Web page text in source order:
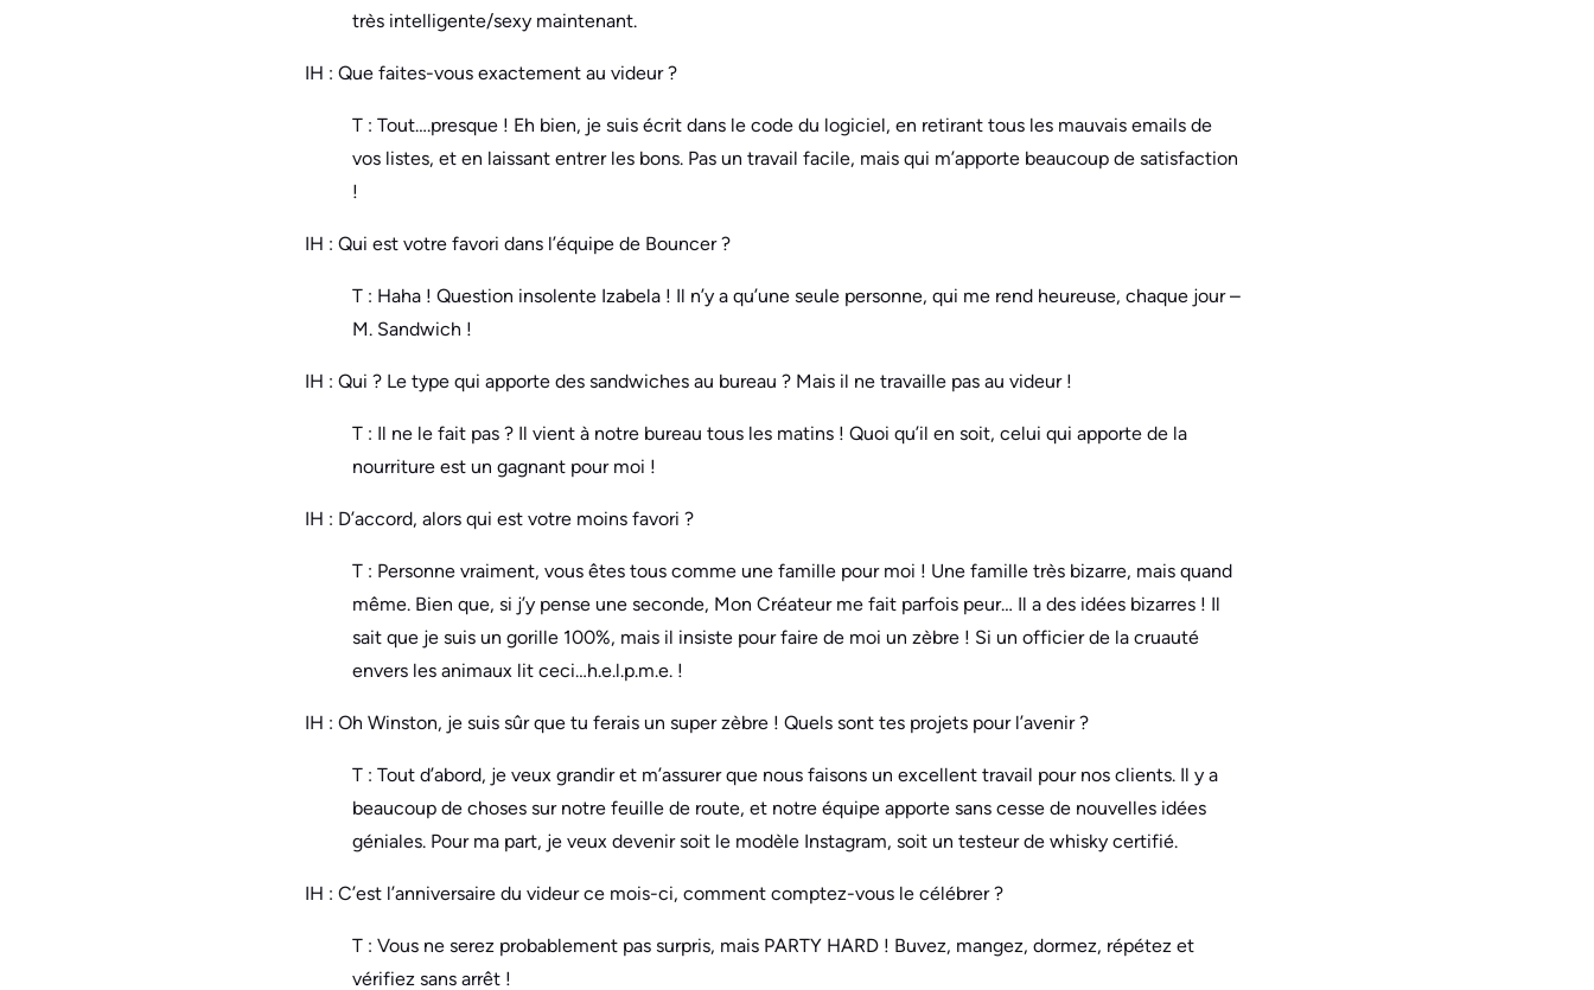
très intelligente/sexy maintenant.
IH : Que faites-vous exactement au videur ?
T : Tout….presque ! Eh bien, je suis écrit dans le code du logiciel, en retirant tous les mauvais emails de
vos listes, et en laissant entrer les bons. Pas un travail facile, mais qui m’apporte beaucoup de satisfaction
!
IH : Qui est votre favori dans l’équipe de Bouncer ?
T : Haha ! Question insolente Izabela ! Il n’y a qu’une seule personne, qui me rend heureuse, chaque jour –
M. Sandwich !
IH : Qui ? Le type qui apporte des sandwiches au bureau ? Mais il ne travaille pas au videur !
T : Il ne le fait pas ? Il vient à notre bureau tous les matins ! Quoi qu’il en soit, celui qui apporte de la
nourriture est un gagnant pour moi !
IH : D’accord, alors qui est votre moins favori ?
T : Personne vraiment, vous êtes tous comme une famille pour moi ! Une famille très bizarre, mais quand
même. Bien que, si j’y pense une seconde, Mon Créateur me fait parfois peur… Il a des idées bizarres ! Il
sait que je suis un gorille 100%, mais il insiste pour faire de moi un zèbre ! Si un officier de la cruauté
envers les animaux lit ceci…h.e.l.p.m.e. !
IH : Oh Winston, je suis sûr que tu ferais un super zèbre ! Quels sont tes projets pour l’avenir ?
T : Tout d’abord, je veux grandir et m’assurer que nous faisons un excellent travail pour nos clients. Il y a
beaucoup de choses sur notre feuille de route, et notre équipe apporte sans cesse de nouvelles idées
géniales. Pour ma part, je veux devenir soit le modèle Instagram, soit un testeur de whisky certifié.
IH : C’est l’anniversaire du videur ce mois-ci, comment comptez-vous le célébrer ?
T : Vous ne serez probablement pas surpris, mais PARTY HARD ! Buvez, mangez, dormez, répétez et
vérifiez sans arrêt !